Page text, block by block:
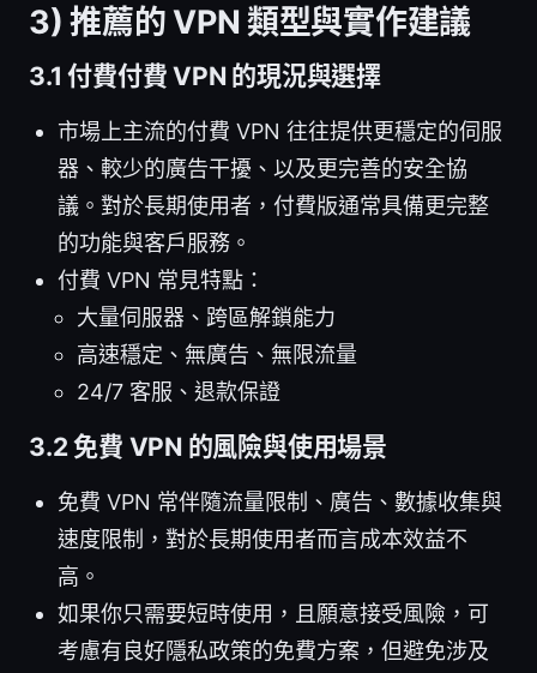
3) 推薦的 VPN 類型與實作建議
3.1 付費付費 VPN 的現況與選擇
市場上主流的付費 VPN 往往提供更穩定的伺服
器、較少的廣告干擾、以及更完善的安全協
議。對於長期使用者，付費版通常具備更完整
的功能與客戶服務。
付費 VPN 常見特點：
大量伺服器、跨區解鎖能力
高速穩定、無廣告、無限流量
24/7 客服、退款保證
3.2 免費 VPN 的風險與使用場景
免費 VPN 常伴隨流量限制、廣告、數據收集與
速度限制，對於長期使用者而言成本效益不
高。
如果你只需要短時使用，且願意接受風險，可
考慮有良好隱私政策的免費方案，但避免涉及